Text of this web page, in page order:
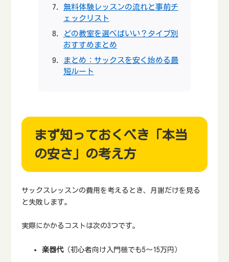
無料体験レッスンの流れと事前チ
ェックリスト
どの教室を選べばいい？タイプ別
おすすめまとめ
まとめ：サックスを安く始める最
短ルート
まず知っておくべき「本当
の安さ」の考え方
サックスレッスンの費用を考えるとき、月謝だけを見る
と失敗します。
実際にかかるコストは次の3つです。
楽器代（初心者向け入門機でも5～15万円）